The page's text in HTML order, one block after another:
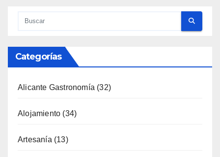
Categorías
Alicante Gastronomía (32)
Alojamiento (34)
Artesanía (13)